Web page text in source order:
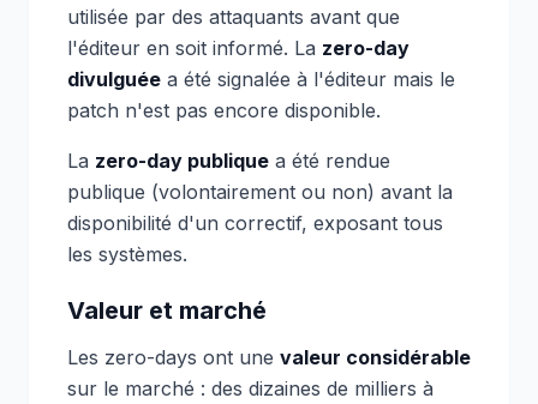
utilisée par des attaquants avant que
l'éditeur en soit informé. La zero-day
divulguée a été signalée à l'éditeur mais le
patch n'est pas encore disponible.
La zero-day publique a été rendue
publique (volontairement ou non) avant la
disponibilité d'un correctif, exposant tous
les systèmes.
Valeur et marché
Les zero-days ont une valeur considérable
sur le marché : des dizaines de milliers à